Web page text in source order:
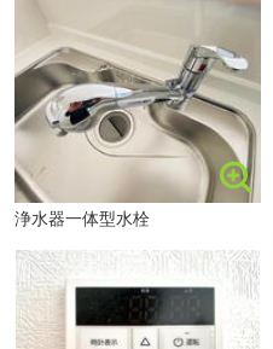
コメリハード＆グリーン大岳店ま
「通学地域にこだわりがある」
「色んな物件を見て設備等
ご要望に沿った物件をお客様
迅速かつ丁寧な対応でサポー
③予算・行き先全部未定 イ
エリア探しから資金計画まで
マイホームの夢を叶えるお手
浄水器一体型水栓